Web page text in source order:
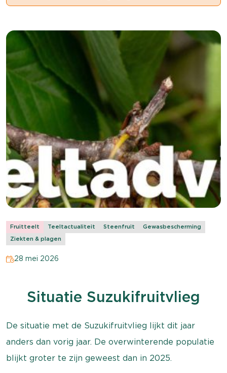
Fruitteelt Teeltactualiteit Steenfruit
Gewasbescherming
Ziekten & plagen
28 mei 2026
Situatie Suzukifruitvlieg
De situatie met de Suzukifruitvlieg lijkt dit jaar
anders dan vorig jaar. De overwinterende populatie
blijkt groter te zijn geweest dan in 2025.